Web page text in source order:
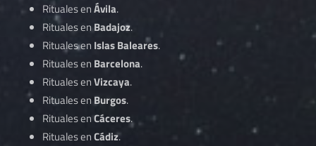
Rituales enÁvila.
Rituales en Badajoz.
Rituales en Islas Baleares.
Rituales en Barcelona.
Rituales enVizcaya.
Rituales en Burgos.
Rituales enCáceres.
Rituales enCádiz.